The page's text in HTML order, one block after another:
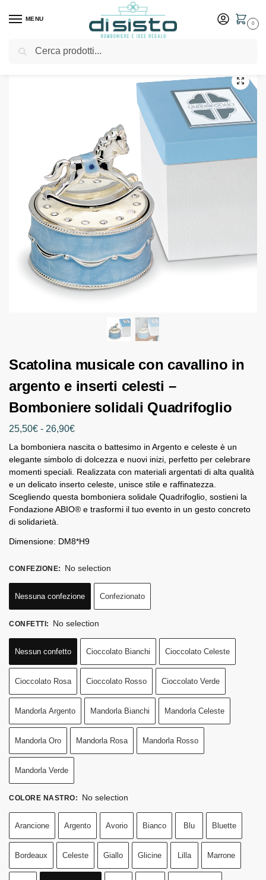
MENU
0
Home Shop Bomboniere
Scatolina musicale con cavallino in
argento e inserti celesti –
Bomboniere solidali Quadrifoglio
25,50€ - 26,90€
La bomboniera nascita o battesimo in Argento e celeste è un
elegante simbolo di dolcezza e nuovi inizi, perfetto per celebrare
momenti speciali. Realizzata con materiali argentati di alta qualità
e un delicato inserto celeste, unisce stile e raffinatezza.
Scegliendo questa bomboniera solidale Quadrifoglio, sostieni la
Fondazione ABIO® e trasformi il tuo evento in un gesto concreto
di solidarietà.
Dimensione: DM8*H9
CONFEZIONE: No selection
Nessuna confezione Confezionato
CONFETTI: No selection
Nessun confetto Cioccolato Bianchi Cioccolato Celeste
Cioccolato Rosa Cioccolato Rosso Cioccolato Verde
Mandorla Argento Mandorla Bianchi Mandorla Celeste
Mandorla Oro Mandorla Rosa Mandorla Rosso
Mandorla Verde
COLORE NASTRO: No selection
Arancione Argento Avorio Bianco Blu Bluette
Bordeaux Celeste Giallo Glicine Lilla Marrone